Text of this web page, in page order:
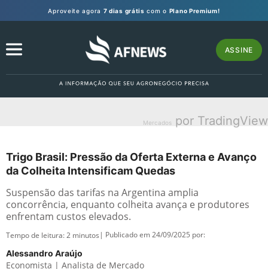
Aproveite agora 7 dias grátis com o Plano Premium!
ASSINE
Mercados por TradingView
Trigo Brasil: Pressão da Oferta Externa e Avanço
da Colheita Intensificam Quedas
Suspensão das tarifas na Argentina amplia
concorrência, enquanto colheita avança e produtores
enfrentam custos elevados.
Tempo de leitura:2 minutos | Publicado em 24/09/2025 por:
Alessandro Araújo
Economista | Analista de Mercado